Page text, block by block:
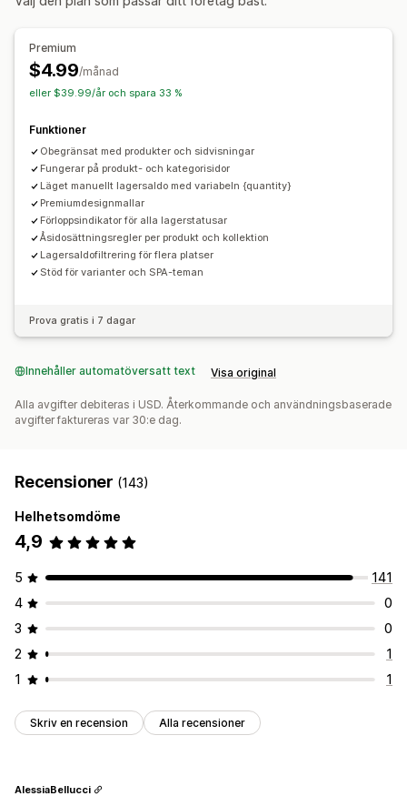
Analyser och rapporter
Lagerspårning
Premium
$4.99/månad
eller $39.99/år och spara 33 %
Funktioner
Obegränsat med produkter och sidvisningar
Fungerar på produkt- och kategorisidor
Läget manuellt lagersaldo med variabeln {quantity}
Premiumdesignmallar
Förloppsindikator för alla lagerstatusar
Åsidosättningsregler per produkt och kollektion
Lagersaldofiltrering för flera platser
Stöd för varianter och SPA-teman
Prova gratis i 7 dagar
Innehåller automatöversatt text Visa original
Alla avgifter debiteras i USD. Återkommande och användningsbaserade
avgifter faktureras var 30:e dag.
Recensioner (143)
Helhetsomdöme
4,9
5
141
4
0
3
0
2
1
1
1
Skriv en recension Alla recensioner
AlessiaBellucci